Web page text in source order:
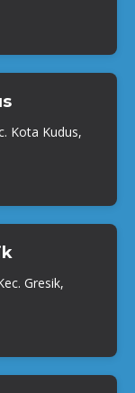
Kota Kudus,
Gresik,